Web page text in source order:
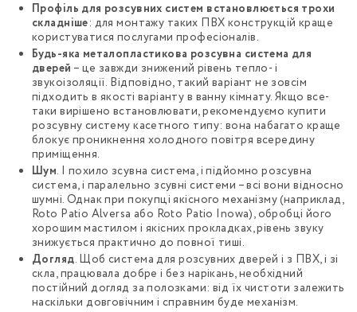
Профіль для розсувних систем встановлюється трохи
складніше: для монтажу таких ПВХ конструкцій краще
користуватися послугами професіоналів.
Будь-яка металопластикова розсувна система для
дверей – це завжди знижений рівень тепло- і
звукоізоляції. Відповідно, такий варіант не зовсім
підходить в якості варіанту в ванну кімнату. Якщо все-
таки вирішено встановлювати, рекомендуємо купити
розсувну систему касетного типу: вона набагато краще
блокує проникнення холодного повітря всередину
приміщення.
Шум. І похило зсувна система, і підйомно розсувна
система, і паралельно зсувні системи – всі вони відносно
шумні. Однак при покупці якісного механізму (наприклад,
Roto Patio Alversa або Roto Patio Inowa), обробці його
хорошим мастилом і якісних прокладках, рівень звуку
знижується практично до повної тиші.
Догляд. Щоб система для розсувних дверей і з ПВХ, і зі
скла, працювала добре і без нарікань, необхідний
постійний догляд за полозками: від їх чистоти залежить
наскільки довговічним і справним буде механізм.